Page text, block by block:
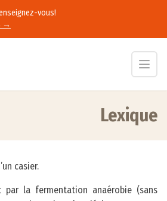
vous!
→
Lexique
casier.
par la fermentation anaérobie (sans